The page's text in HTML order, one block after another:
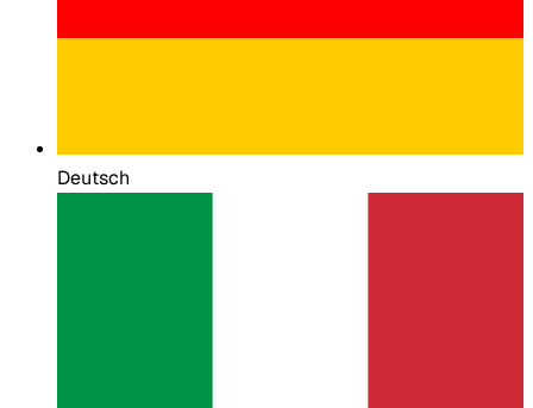
Deutsch